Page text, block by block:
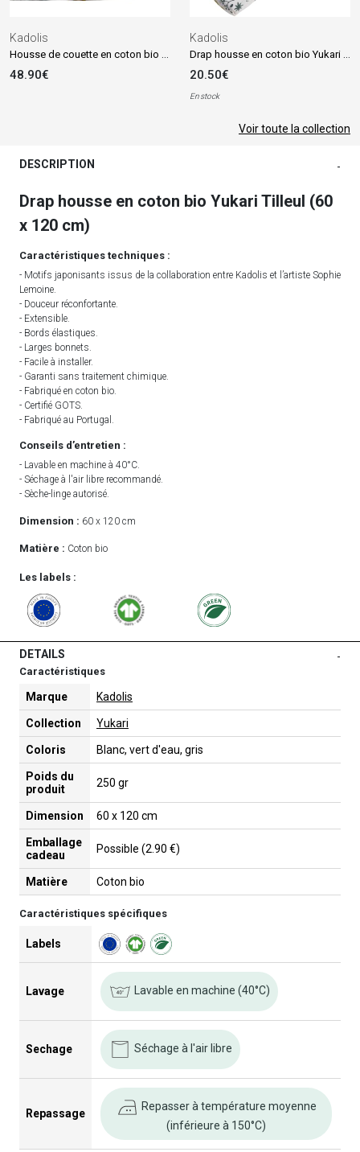
Kadolis
48.90€
Kadolis
20.50€
En stock
Voir toute la collection
DESCRIPTION -
Drap housse en coton bio Yukari Tilleul (60
x 120 cm)
Caractéristiques techniques :
- Motifs japonisants issus de la collaboration entre Kadolis et l’artiste Sophie
Lemoine.
- Douceur réconfortante.
- Extensible.
- Bords élastiques.
- Larges bonnets.
- Facile à installer.
- Garanti sans traitement chimique.
- Fabriqué en coton bio.
- Certifié GOTS.
- Fabriqué au Portugal.
Conseils d’entretien :
- Lavable en machine à 40°C.
- Séchage à l'air libre recommandé.
- Sèche-linge autorisé.
Dimension : 60 x 120 cm
Matière : Coton bio
Les labels :
DETAILS -
Caractéristiques
Marque Kadolis
Collection Yukari
Coloris Blanc, vert d'eau, gris
Poids du
produit
250 gr
Dimension 60 x 120 cm
Emballage
cadeau
Possible (2.90 €)
Matière Coton bio
Caractéristiques spécifiques
Labels
Lavage Lavable en machine (40°C)
Sechage Séchage à l'air libre
Repassage
Repasser à température moyenne
(inférieure à 150°C)